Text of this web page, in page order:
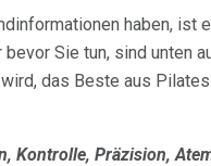
haben,
bevor Sie tun, sind unten
das Beste aus
Kontrolle, Präzision,